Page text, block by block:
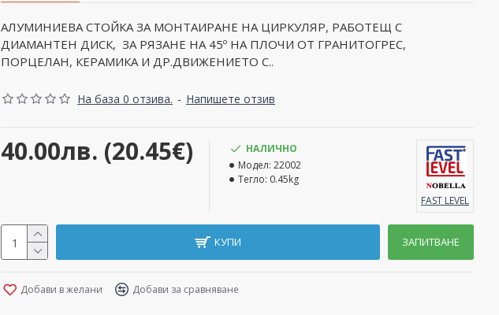
АЛУМИНИЕВА СТОЙКА ЗА МОНТАИРАНЕ НА ЦИРКУЛЯР, РАБОТЕЩ С
ДИАМАНТЕН ДИСК, ЗА РЯЗАНЕ НА 45º НА ПЛОЧИ ОТ ГРАНИТОГРЕС,
ПОРЦЕЛАН, КЕРАМИКА И ДР.ДВИЖЕНИЕТО С..
На база 0 отзива. - Напишете отзив
40.00лв. (20.45€)
НАЛИЧНО
Модел: 22002
Тегло: 0.45kg
FAST LEVEL
КУПИ ЗАПИТВАНЕ
Добави в желани Добави за сравняване